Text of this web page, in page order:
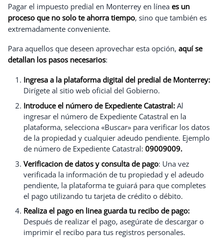
Pagar el impuesto predial en Monterrey en línea es un
proceso que no solo te ahorra tiempo, sino que también es
extremadamente conveniente.
Para aquellos que deseen aprovechar esta opción, aquí se
detallan los pasos necesarios:
Ingresa a la plataforma digital del predial de Monterrey:
Dirígete al sitio web oficial del Gobierno.
Introduce el número de Expediente Catastral: Al
ingresar el número de Expediente Catastral en la
plataforma, selecciona «Buscar» para verificar los datos
de la propiedad y cualquier adeudo pendiente. Ejemplo
de número de Expediente Catastral: 09009009.
Verificacion de datos y consulta de pago: Una vez
verificada la información de tu propiedad y el adeudo
pendiente, la plataforma te guiará para que completes
el pago utilizando tu tarjeta de crédito o débito.
Realiza el pago en linea guarda tu recibo de pago:
Después de realizar el pago, asegúrate de descargar o
imprimir el recibo para tus registros personales.